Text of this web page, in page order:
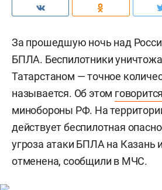
За прошедшую ночь над
БПЛА. Беспилотники
Татарстаном — точное
называется. Об этом говорится
минобороны РФ. На
действует беспилотная
угроза атаки БПЛА на Казань
отменена, сообщили в МЧС.